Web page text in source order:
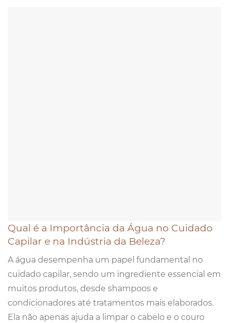
Qual é a Importância da Água no Cuidado
Capilar e na Indústria da Beleza?
A água desempenha um papel fundamental no
cuidado capilar, sendo um ingrediente essencial em
muitos produtos, desde shampoos e
condicionadores até tratamentos mais elaborados.
Ela não apenas ajuda a limpar o cabelo e o couro